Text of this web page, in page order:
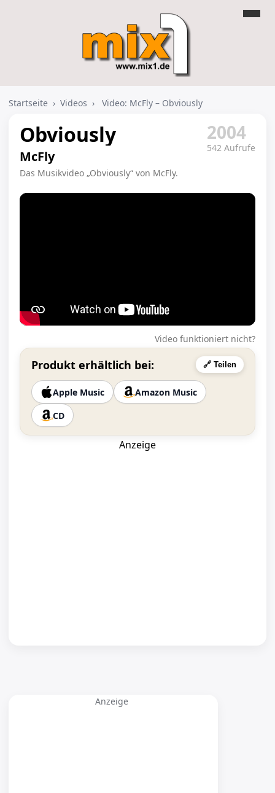
Startseite › Videos › Video: McFly – Obviously
Obviously
McFly
Das Musikvideo „Obviously“ von McFly.
2004
542 Aufrufe
Video funktioniert nicht?
Produkt erhältlich bei: 🔗 Teilen
Apple Music
Amazon Music
CD
Anzeige
Anzeige